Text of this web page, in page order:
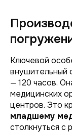
Ключевой
внушительный
— 120 часов.
медицинских
центров. Это
младшему
столкнуться с